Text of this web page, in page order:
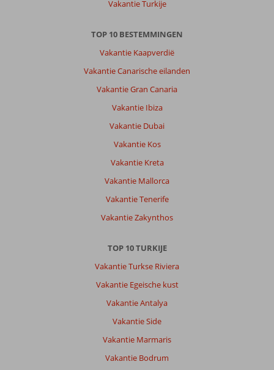
Vakantie Turkije
TOP 10 BESTEMMINGEN
Vakantie Kaapverdië
Vakantie Canarische eilanden
Vakantie Gran Canaria
Vakantie Ibiza
Vakantie Dubai
Vakantie Kos
Vakantie Kreta
Vakantie Mallorca
Vakantie Tenerife
Vakantie Zakynthos
TOP 10 TURKIJE
Vakantie Turkse Riviera
Vakantie Egeische kust
Vakantie Antalya
Vakantie Side
Vakantie Marmaris
Vakantie Bodrum